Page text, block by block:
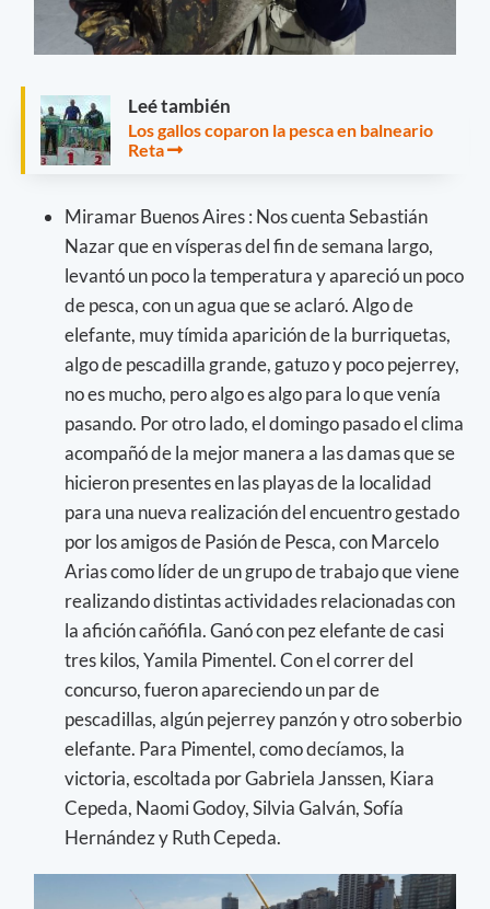
Leé también
Los gallos coparon la pesca en balneario
Reta
Miramar Buenos Aires : Nos cuenta Sebastián
Nazar que en vísperas del fin de semana largo,
levantó un poco la temperatura y apareció un poco
de pesca, con un agua que se aclaró. Algo de
elefante, muy tímida aparición de la burriquetas,
algo de pescadilla grande, gatuzo y poco pejerrey,
no es mucho, pero algo es algo para lo que venía
pasando. Por otro lado, el domingo pasado el clima
acompañó de la mejor manera a las damas que se
hicieron presentes en las playas de la localidad
para una nueva realización del encuentro gestado
por los amigos de Pasión de Pesca, con Marcelo
Arias como líder de un grupo de trabajo que viene
realizando distintas actividades relacionadas con
la afición cañófila. Ganó con pez elefante de casi
tres kilos, Yamila Pimentel. Con el correr del
concurso, fueron apareciendo un par de
pescadillas, algún pejerrey panzón y otro soberbio
elefante. Para Pimentel, como decíamos, la
victoria, escoltada por Gabriela Janssen, Kiara
Cepeda, Naomi Godoy, Silvia Galván, Sofía
Hernández y Ruth Cepeda.